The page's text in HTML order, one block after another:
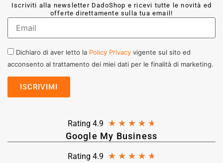
Iscriviti alla newsletter DadoShop e ricevi tutte le novità ed
offerte direttamente sulla tua email!
Dichiaro di aver letto la Policy Privacy vigente sul sito ed
acconsento al trattamento dei miei dati per le finalità di marketing.
Rating 4.9 ★ ★ ★ ★ ★
Google My Business
Rating 4.9 ★ ★ ★ ★ ★